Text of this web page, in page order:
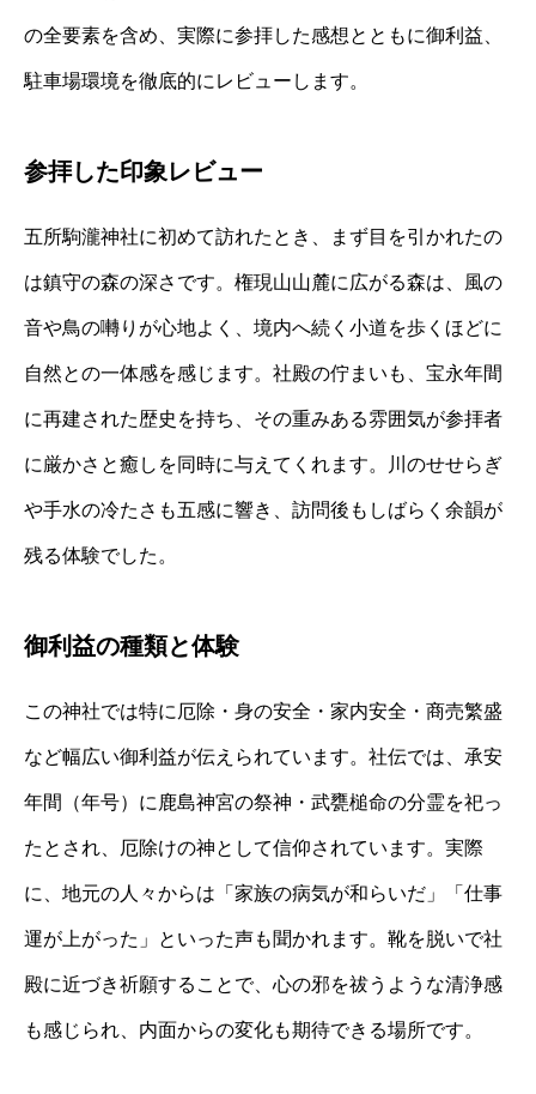
の全要素を含め、実際に参拝した感想とともに御利益、
駐車場環境を徹底的にレビューします。
参拝した印象レビュー
五所駒瀧神社に初めて訪れたとき、まず目を引かれたの
は鎮守の森の深さです。権現山山麓に広がる森は、風の
音や鳥の囀りが心地よく、境内へ続く小道を歩くほどに
自然との一体感を感じます。社殿の佇まいも、宝永年間
に再建された歴史を持ち、その重みある雰囲気が参拝者
に厳かさと癒しを同時に与えてくれます。川のせせらぎ
や手水の冷たさも五感に響き、訪問後もしばらく余韻が
残る体験でした。
御利益の種類と体験
この神社では特に厄除・身の安全・家内安全・商売繁盛
など幅広い御利益が伝えられています。社伝では、承安
年間（年号）に鹿島神宮の祭神・武甕槌命の分霊を祀っ
たとされ、厄除けの神として信仰されています。実際
に、地元の人々からは「家族の病気が和らいだ」「仕事
運が上がった」といった声も聞かれます。靴を脱いで社
殿に近づき祈願することで、心の邪を祓うような清浄感
も感じられ、内面からの変化も期待できる場所です。